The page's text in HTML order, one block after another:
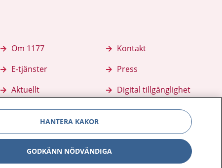
Om 1177
E-tjänster
Aktuellt
Kontakt
Press
Digital tillgänglighet
HANTERA KAKOR
GODKÄNN NÖDVÄNDIGA